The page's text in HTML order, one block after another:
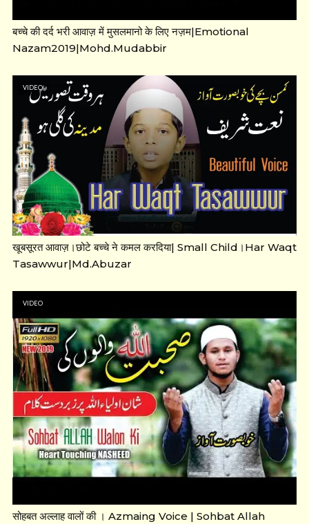
बच्चे की दर्द भरी आवाज़ में मुसलमानो के लिए नज़म|Emotional
Nazam2019|Mohd.Mudabbir
VIDEO
खूबसूरत आवाज़।छोटे बच्चे ने कमल करदिया| Small Child।Har Waqt
Tasawwur|Md.Abuzar
VIDEO
सोहबत अल्लाह वालों की । Azmaing Voice | Sohbat Allah